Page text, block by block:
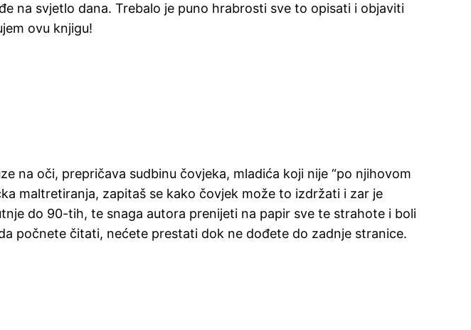
na svjetlo dana. Trebalo je puno hrabrosti sve to opisati i objaviti
ovu knjigu!
na oči, prepričava sudbinu čovjeka, mladića koji nije “po njihovom
maltretiranja, zapitaš se kako čovjek može to izdržati i zar je
do 90-tih, te snaga autora prenijeti na papir sve te strahote i boli
počnete čitati, nećete prestati dok ne dođete do zadnje stranice.